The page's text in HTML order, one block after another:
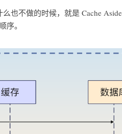
也不做的时候，就是 Cache
序。